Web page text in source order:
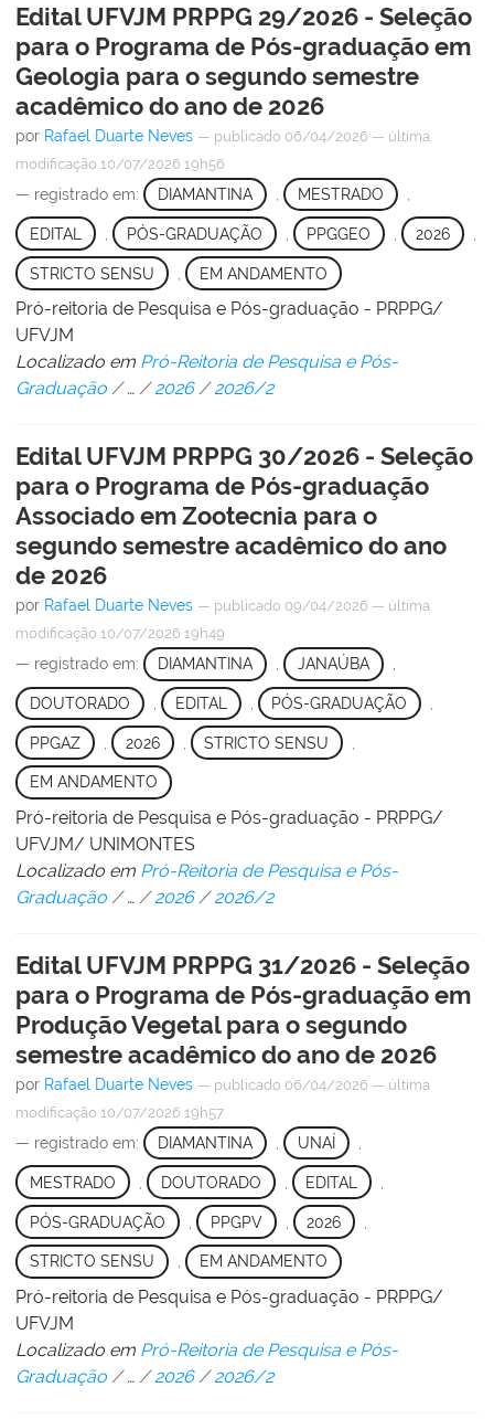
Edital UFVJM PRPPG 29/2026 - Seleção
para o Programa de Pós-graduação em
Geologia para o segundo semestre
acadêmico do ano de 2026
por Rafael Duarte Neves — publicado 06/04/2026 — última
modificação 10/07/2026 19h56
— registrado em: DIAMANTINA MESTRADO
EDITAL PÓS-GRADUAÇÃO PPGGEO , 2026
STRICTO SENSU EM ANDAMENTO
Pró-reitoria de Pesquisa e Pós-graduação - PRPPG/
UFVJM
Localizado em Pró-Reitoria de Pesquisa e Pós-
Graduação /… /2026 /2026/2
Edital UFVJM PRPPG 30/2026 - Seleção
para o Programa de Pós-graduação
Associado em Zootecnia para o
segundo semestre acadêmico do ano
de 2026
por Rafael Duarte Neves — publicado 09/04/2026 — última
modificação 10/07/2026 19h49
— registrado em: DIAMANTINA , JANAÚBA ,
DOUTORADO EDITAL PÓS-GRADUAÇÃO
PPGAZ 2026 STRICTO SENSU
EM ANDAMENTO
Pró-reitoria de Pesquisa e Pós-graduação - PRPPG/
UFVJM/ UNIMONTES
Localizado em Pró-Reitoria de Pesquisa e Pós-
Graduação /… /2026 /2026/2
Edital UFVJM PRPPG 31/2026 - Seleção
para o Programa de Pós-graduação em
Produção Vegetal para o segundo
semestre acadêmico do ano de 2026
por Rafael Duarte Neves — publicado 06/04/2026 — última
modificação 10/07/2026 19h57
— registrado em: DIAMANTINA UNAÍ
MESTRADO DOUTORADO EDITAL
PÓS-GRADUAÇÃO PPGPV 2026
STRICTO SENSU , EM ANDAMENTO
Pró-reitoria de Pesquisa e Pós-graduação - PRPPG/
UFVJM
Localizado em Pró-Reitoria de Pesquisa e Pós-
Graduação /… /2026 /2026/2